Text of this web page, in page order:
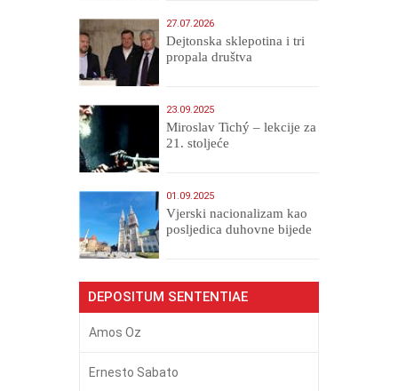
27.07.2026
Dejtonska sklepotina i tri
propala društva
23.09.2025
Miroslav Tichý – lekcije za
21. stoljeće
01.09.2025
​Vjerski nacionalizam kao
posljedica duhovne bijede
DEPOSITUM SENTENTIAE
Amos Oz
Ernesto Sabato